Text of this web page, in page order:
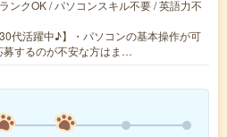
ンクOK / パソコンスキル不要 / 英語力不
代活躍中♪】・パソコンの基本操作が可
するのが不安な方はま…